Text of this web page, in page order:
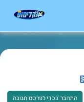
התחבר בכדי לפרסם תגובה